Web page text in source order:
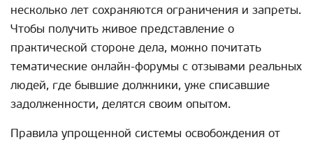
несколько лет сохраняются ограничения и запреты.
Чтобы получить живое представление о
практической стороне дела, можно почитать
тематические онлайн-форумы с отзывами реальных
людей, где бывшие должники, уже списавшие
задолженности, делятся своим опытом.
Правила упрощенной системы освобождения от